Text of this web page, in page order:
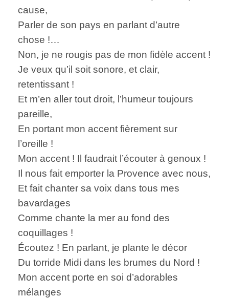
cause,
Parler de son pays en parlant d’autre
chose !…
Non, je ne rougis pas de mon fidèle accent !
Je veux qu’il soit sonore, et clair,
retentissant !
Et m’en aller tout droit, l’humeur toujours
pareille,
En portant mon accent fièrement sur
l’oreille !
Mon accent ! Il faudrait l’écouter à genoux !
Il nous fait emporter la Provence avec nous,
Et fait chanter sa voix dans tous mes
bavardages
Comme chante la mer au fond des
coquillages !
Écoutez ! En parlant, je plante le décor
Du torride Midi dans les brumes du Nord !
Mon accent porte en soi d’adorables
mélanges